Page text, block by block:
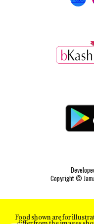
Copyright©
Food shown are for